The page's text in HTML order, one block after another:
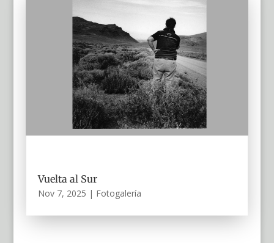
Vuelta al Sur
Nov 7, 2025 | Fotogalería